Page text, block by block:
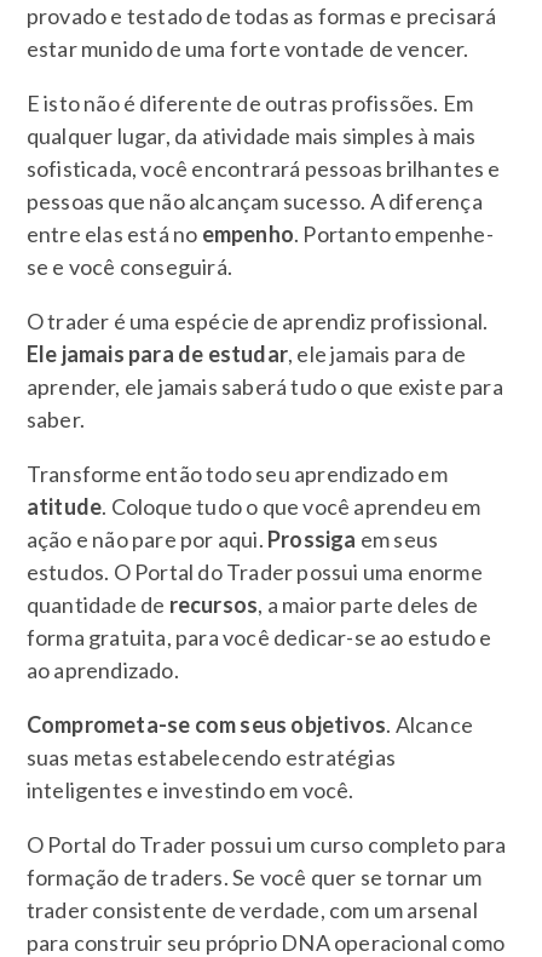
provado e testado de todas as formas e precisará
estar munido de uma forte vontade de vencer.
E isto não é diferente de outras profissões. Em
qualquer lugar, da atividade mais simples à mais
sofisticada, você encontrará pessoas brilhantes e
pessoas que não alcançam sucesso. A diferença
entre elas está no empenho. Portanto empenhe-
se e você conseguirá.
O trader é uma espécie de aprendiz profissional.
Ele jamais para de estudar, ele jamais para de
aprender, ele jamais saberá tudo o que existe para
saber.
Transforme então todo seu aprendizado em
atitude. Coloque tudo o que você aprendeu em
ação e não pare por aqui. Prossiga em seus
estudos. O Portal do Trader possui uma enorme
quantidade de recursos, a maior parte deles de
forma gratuita, para você dedicar-se ao estudo e
ao aprendizado.
Comprometa-se com seus objetivos. Alcance
suas metas estabelecendo estratégias
inteligentes e investindo em você.
O Portal do Trader possui um curso completo para
formação de traders. Se você quer se tornar um
trader consistente de verdade, com um arsenal
para construir seu próprio DNA operacional como